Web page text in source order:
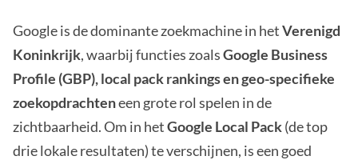
Google is de dominante zoekmachine in hetVerenigd
Koninkrijk, waarbij functies zoalsGoogle Business
Profile (GBP), local pack rankings en geo-specifieke
zoekopdrachteneen grote rol spelen in de
zichtbaarheid. Om in hetGoogle Local Pack(de top
drie lokale resultaten) te verschijnen, is een goed